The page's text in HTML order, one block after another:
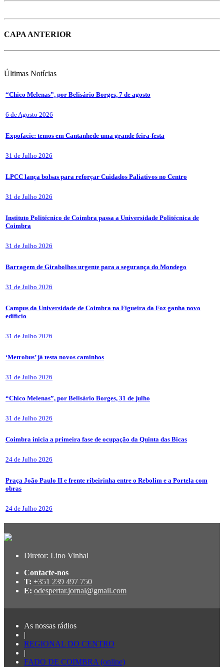
CAPA ANTERIOR
Últimas Notícias
“Chico Melenas”, por Belisário Borges, 7 de agosto
6 de Agosto 2026
Expofacic: temos em Cantanhede uma grande feira-festa
31 de Julho 2026
LPCC lança bolsas para reforçar Cuidados Paliativos no Centro
31 de Julho 2026
Instituto Politécnico de Coimbra passa a Universidade Politécnica de
Coimbra
31 de Julho 2026
Barragem de Girabolhos urgente para a segurança do Mondego
31 de Julho 2026
Campus da Universidade de Coimbra na Figueira da Foz ganha novo
edifício
31 de Julho 2026
‘Metrobus’ já testa novos caminhos
31 de Julho 2026
“Chico Melenas”, por Belisário Borges, 31 de julho
31 de Julho 2026
Coimbra inicia a primeira fase de ocupação da Quinta das Bicas
24 de Julho 2026
Praça João Paulo II e frente ribeirinha entre o Rebolim e a Portela com
obras
24 de Julho 2026
Diretor: Lino Vinhal
Contacte-nos
T: +351 239 497 750
E: odespertar.jornal@gmail.com
As nossas rádios
|
REGIONAL DO CENTRO
|
FADO DE COIMBRA (online)